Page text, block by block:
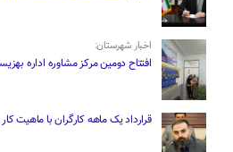
اخبار شهرستان:
افتتاح دومین مرکز مشاوره اداره
قرارداد یک ماهه کارگران با ماهیت